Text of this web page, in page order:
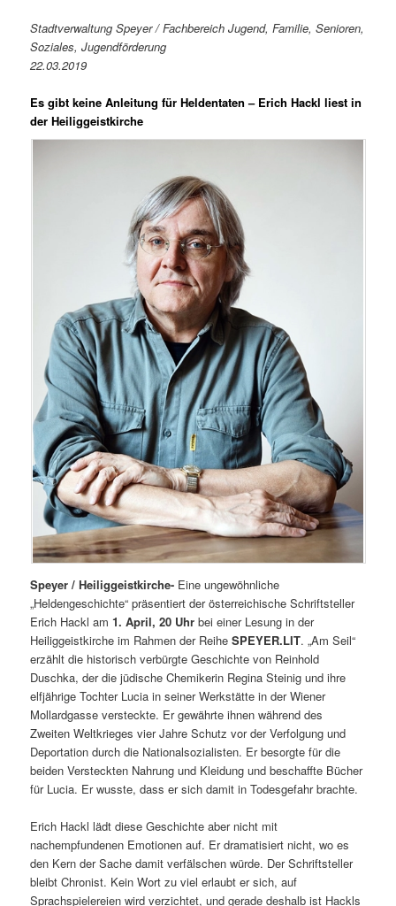
Stadtverwaltung Speyer / Fachbereich Jugend, Familie, Senioren,
Soziales, Jugendförderung
22.03.2019
Es gibt keine Anleitung für Heldentaten – Erich Hackl liest in
der Heiliggeistkirche
Speyer / Heiliggeistkirche- Eine ungewöhnliche
„Heldengeschichte“ präsentiert der österreichische Schriftsteller
Erich Hackl am 1. April, 20 Uhr bei einer Lesung in der
Heiliggeistkirche im Rahmen der ReiheSPEYER.LIT. „Am Seil“
erzählt die historisch verbürgte Geschichte von Reinhold
Duschka, der die jüdische Chemikerin Regina Steinig und ihre
elfjährige Tochter Lucia in seiner Werkstätte in der Wiener
Mollardgasse versteckte. Er gewährte ihnen während des
Zweiten Weltkrieges vier Jahre Schutz vor der Verfolgung und
Deportation durch die Nationalsozialisten. Er besorgte für die
beiden Versteckten Nahrung und Kleidung und beschaffte Bücher
für Lucia. Er wusste, dass er sich damit in Todesgefahr brachte.
Erich Hackl lädt diese Geschichte aber nicht mit
nachempfundenen Emotionen auf. Er dramatisiert nicht, wo es
den Kern der Sache damit verfälschen würde. Der Schriftsteller
bleibt Chronist. Kein Wort zu viel erlaubt er sich, auf
Sprachspielereien wird verzichtet, und gerade deshalb ist Hackls